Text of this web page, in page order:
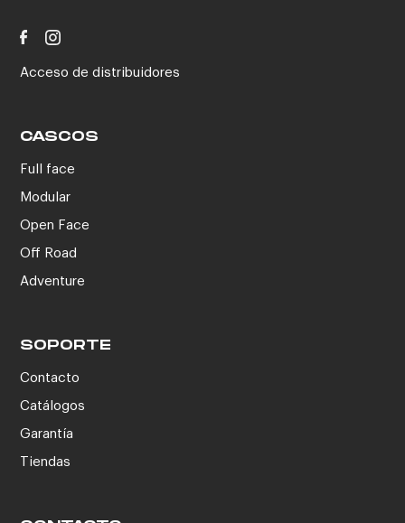
Acceso de distribuidores
CASCOS
Full face
Modular
Open Face
Off Road
Adventure
SOPORTE
Contacto
Catálogos
Garantía
Tiendas